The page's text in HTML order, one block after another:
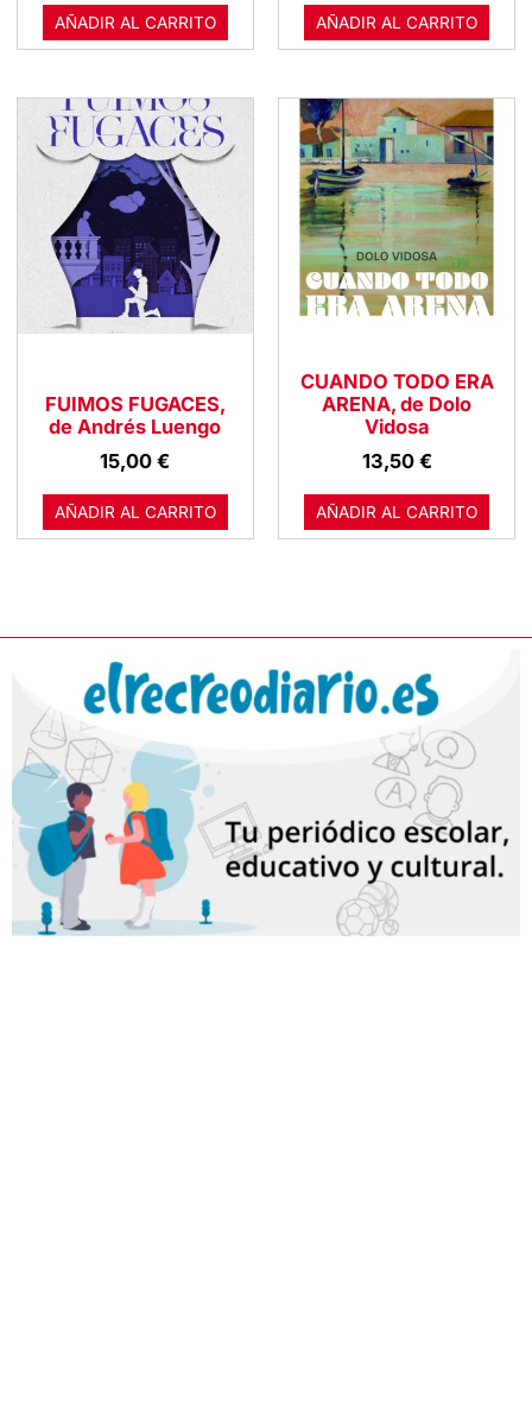
AÑADIR AL CARRITO AÑADIR AL CARRITO
FUIMOS FUGACES,
de Andrés Luengo
15,00€
AÑADIR AL CARRITO
CUANDO TODO ERA
ARENA, de Dolo
Vidosa
13,50 €
AÑADIR AL CARRITO